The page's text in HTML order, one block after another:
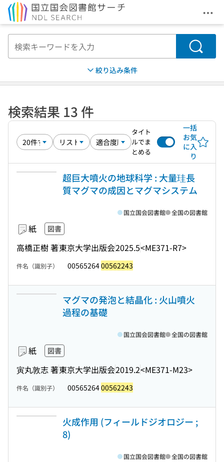
メ
検索
絞り込み条件
検索結果 13 件
タイト
ルでま
とめる
一括
お気
に入
り
超巨大噴火の地球科学 : 大量珪長
質マグマの成因とマグマシステム
紙 図書
高橋正樹 著東京大学出版会2025.5<ME371-R7>
国立国会図書館 全国の図書館
件名（識別子） 0056526400562243
マグマの発泡と結晶化 : 火山噴火
過程の基礎
紙 図書
寅丸敦志 著東京大学出版会2019.2<ME371-M23>
国立国会図書館 全国の図書館
件名（識別子） 0056526400562243
火成作用 (フィールドジオロジー ;
8)
国立国会図書館 全国の図書館